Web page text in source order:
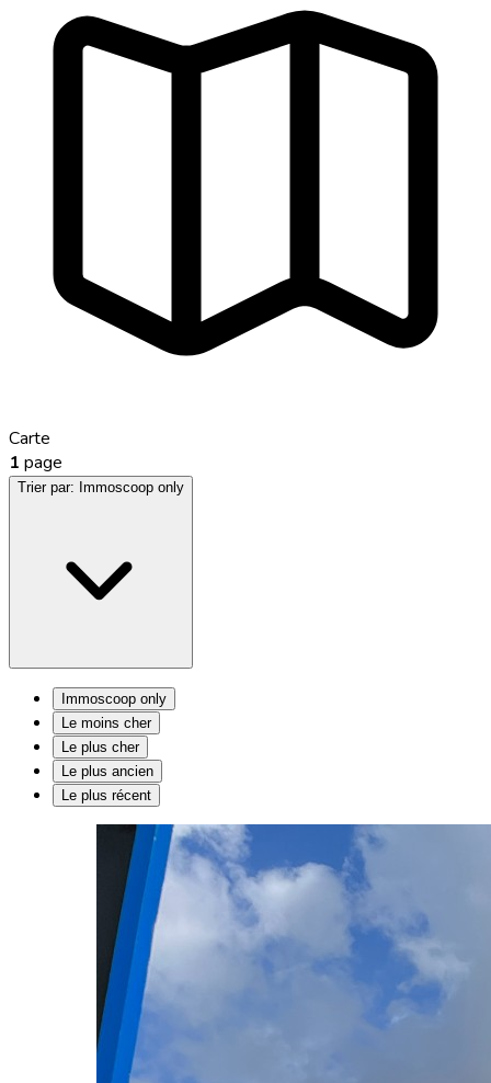
Carte
1 page
Trier par: Immoscoop only
Immoscoop only
Le moins cher
Le plus cher
Le plus ancien
Le plus récent